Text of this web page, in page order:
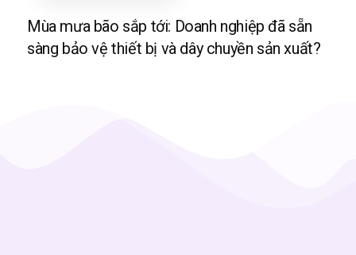
Mùa mưa bão sắp tới: Doanh nghiệp đã sẵn
sàng bảo vệ thiết bị và dây chuyền sản xuất?